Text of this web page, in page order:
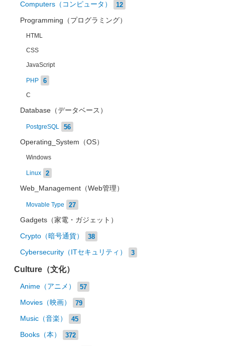
Computers（コンピュータ） 12
Programming（プログラミング）
HTML
CSS
JavaScript
PHP 6
C
Database（データベース）
PostgreSQL 56
Operating_System（OS）
Windows
Linux 2
Web_Management（Web管理）
Movable Type 27
Gadgets（家電・ガジェット）
Crypto（暗号通貨） 38
Cybersecurity（ITセキュリティ） 3
Culture（文化）
Anime（アニメ） 57
Movies（映画） 79
Music（音楽） 45
Books（本） 372